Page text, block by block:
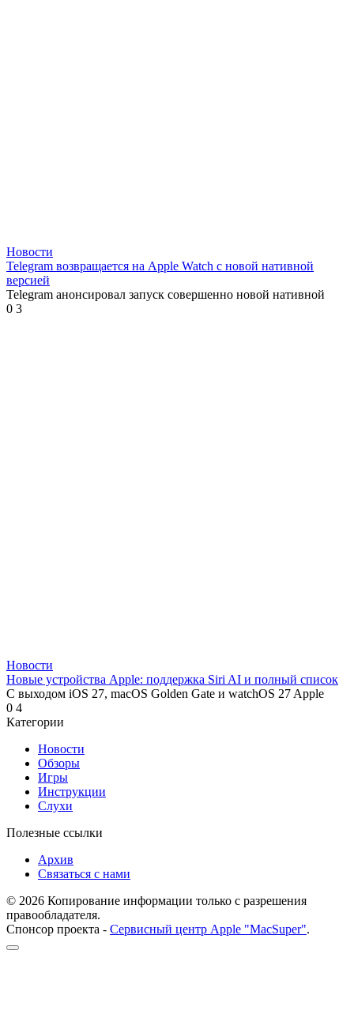
Новости
Telegram возвращается на Apple Watch с новой нативной
версией
Telegram анонсировал запуск совершенно новой нативной
0 3
Новости
Новые устройства Apple: поддержка Siri AI и полный список
С выходом iOS 27, macOS Golden Gate и watchOS 27 Apple
0 4
Категории
Новости
Обзоры
Игры
Инструкции
Слухи
Полезные ссылки
Архив
Связаться с нами
© 2026 Копирование информации только с разрешения
правообладателя.
Спонсор проекта - Сервисный центр Apple "MacSuper".